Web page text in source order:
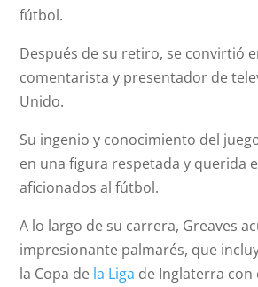
fútbol.
Después de su retiro, se convirtió
comentarista y presentador de
Unido.
Su ingenio y conocimiento del
en una figura respetada y querida
aficionados al fútbol.
A lo largo de su carrera, Greaves
impresionante palmarés, que
la Copa de la Liga de Inglaterra con